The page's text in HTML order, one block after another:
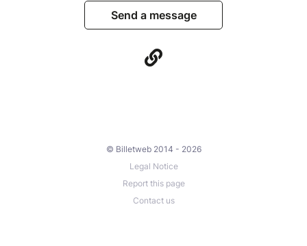
Send a message
© Billetweb 2014 - 2026
Legal Notice
Report this page
Contact us